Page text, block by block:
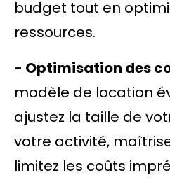
budget tout en
ressources.
- Optimisation des
modèle de location
ajustez la taille de
votre activité,
limitez les coûts